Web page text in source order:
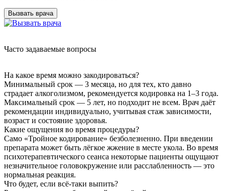
Вызвать врача
Часто задаваемые вопросы
На какое время можно закодироваться?
Минимальный срок — 3 месяца, но для тех, кто давно
страдает алкоголизмом, рекомендуется кодировка на 1–3 года.
Максимальный срок — 5 лет, но подходит не всем. Врач даёт
рекомендации индивидуально, учитывая стаж зависимости,
возраст и состояние здоровья.
Какие ощущения во время процедуры?
Само «Тройное кодирование» безболезненно. При введении
препарата может быть лёгкое жжение в месте укола. Во время
психотерапевтического сеанса некоторые пациенты ощущают
незначительное головокружение или расслабленность — это
нормальная реакция.
Что будет, если всё-таки выпить?